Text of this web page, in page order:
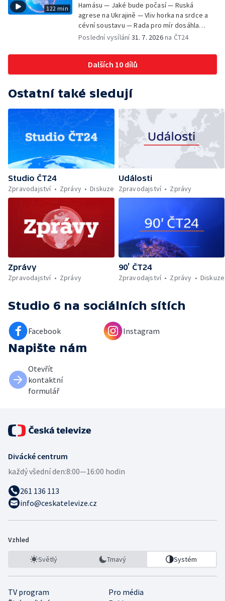
122 min
Hamásu — Jaké bude počasí — Ruská
agrese na Ukrajině — Vliv horka na srdce a
cévní soustavu — Rada pro mír dosáhla
dohody o odzbrojení Hamásu — Dokument
začíná výplata superdávky — Tropické
teploty zatěžují i volně žijící zvířata
Poslední vysílání31. 7. 2026na ČT24
Dalších 10 dílů
Ostatní také sledují
Studio ČT24
Zpravodajství
Zprávy Diskuze
Události
Zpravodajství
Zprávy
Zprávy
Zpravodajství
Zprávy
90’ ČT24
Zpravodajství
Zprávy Diskuze
Studio 6 na sociálních sítích
Facebook Instagram
Napište nám
Otevřít
kontaktní
formulář
Divácké centrum
každý všední den:8:00—16:00 hodin
261 136 113
info@ceskatelevize.cz
Vzhled
Světlý Tmavý Systém
TV program
Pro média